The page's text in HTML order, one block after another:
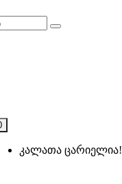
კალათა ცარიელია!